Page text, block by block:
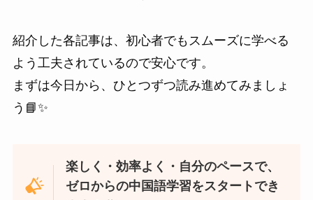
紹介した各記事は、初心者でもスムーズに学べる
よう工夫されているので安心です。
まずは今日から、ひとつずつ読み進めてみましょ
う📘✨
楽しく・効率よく・自分のペースで、
ゼロからの中国語学習をスタートでき